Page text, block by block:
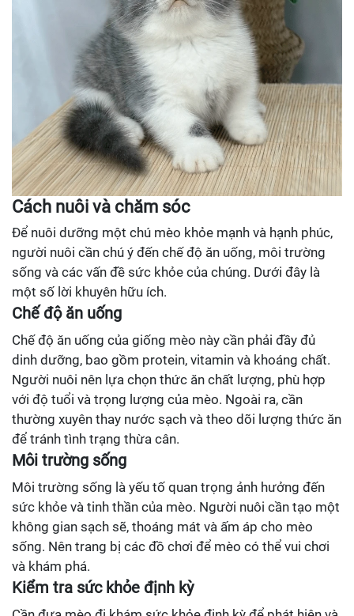
Cách nuôi và chăm sóc
Để nuôi dưỡng một chú mèo khỏe mạnh và hạnh phúc,
người nuôi cần chú ý đến chế độ ăn uống, môi trường
sống và các vấn đề sức khỏe của chúng. Dưới đây là
một số lời khuyên hữu ích.
Chế độ ăn uống
Chế độ ăn uống của giống mèo này cần phải đầy đủ
dinh dưỡng, bao gồm protein, vitamin và khoáng chất.
Người nuôi nên lựa chọn thức ăn chất lượng, phù hợp
với độ tuổi và trọng lượng của mèo. Ngoài ra, cần
thường xuyên thay nước sạch và theo dõi lượng thức ăn
để tránh tình trạng thừa cân.
Môi trường sống
Môi trường sống là yếu tố quan trọng ảnh hưởng đến
sức khỏe và tinh thần của mèo. Người nuôi cần tạo một
không gian sạch sẽ, thoáng mát và ấm áp cho mèo
sống. Nên trang bị các đồ chơi để mèo có thể vui chơi
và khám phá.
Kiểm tra sức khỏe định kỳ